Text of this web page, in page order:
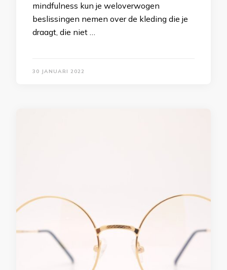
mindfulness kun je weloverwogen
beslissingen nemen over de kleding die je
draagt, die niet …
30 JANUARI 2022